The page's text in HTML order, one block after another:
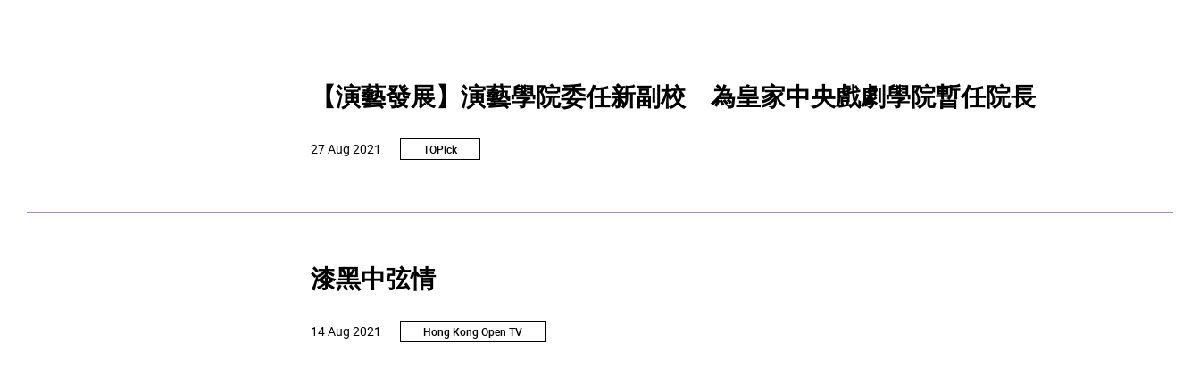
【演藝發展】演藝學院委任新副校 為皇家中央戲劇學院暫任院長
TOPick
27 Aug 2021
漆黑中弦情
Hong Kong Open TV
14 Aug 2021